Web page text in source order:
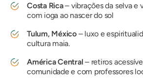
Costa Rica– vibrações da selva e
com ioga ao nascer do sol
Tulum, México– luxo e
cultura maia.
América Central – retiros
comunidade e com professores